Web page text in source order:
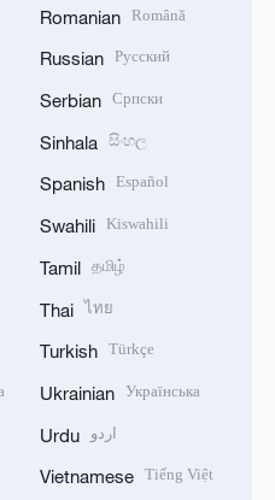
Romanian Română
Russian Русский
Serbian Српски
Sinhala සිංහල
Spanish Español
Swahili Kiswahili
Tamil தமிழ்
Thai ไทย
Turkish Türkçe
Ukrainian Українська
Urdu اردو
Vietnamese Tiếng Việt